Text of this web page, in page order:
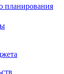
планирования